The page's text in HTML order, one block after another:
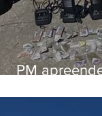
PM